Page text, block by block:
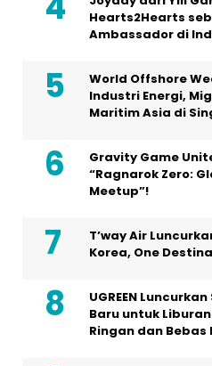
Hearts2Hearts
Ambassador di
World Offshore
Industri Energi,
Maritim Asia di
Gravity Game
“Ragnarok Zero:
Meetup”!
T’way Air
Korea, One
UGREEN
Baru untuk
Ringan dan Bebas